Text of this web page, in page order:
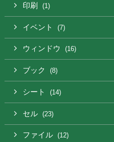
印刷 (1)
イベント (7)
ウィンドウ (16)
ブック (8)
シート (14)
セル (23)
ファイル (12)